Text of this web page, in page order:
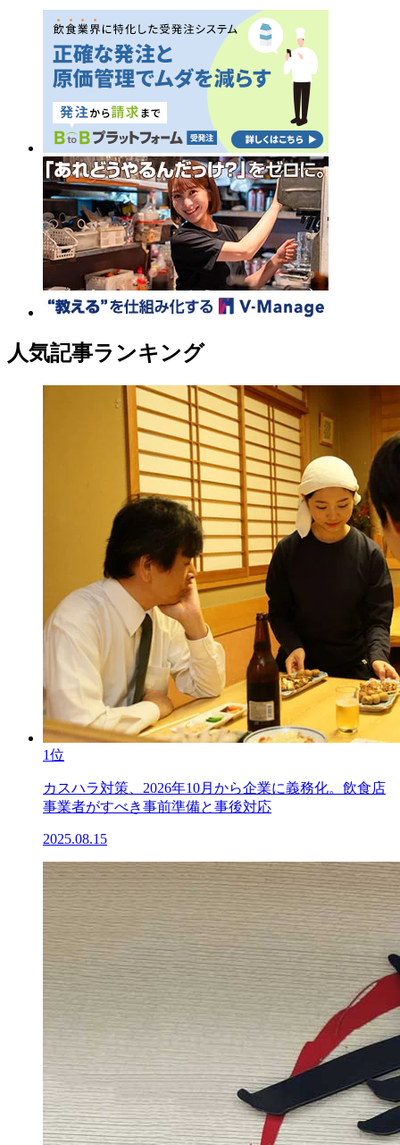
人気記事ランキング
1位
カスハラ対策、2026年10月から企業に義務化。飲食店
事業者がすべき事前準備と事後対応
2025.08.15